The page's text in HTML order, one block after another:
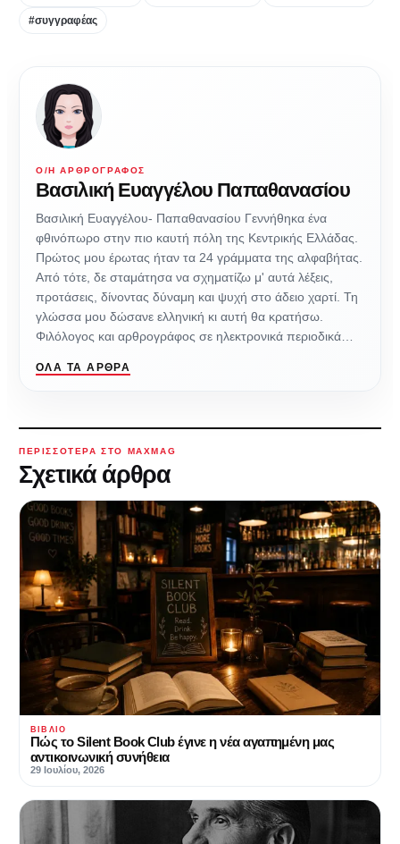
#συγγραφέας
Ο/Η ΑΡΘΡΟΓΡΆΦΟΣ
Βασιλική Ευαγγέλου Παπαθανασίου
Βασιλική Ευαγγέλου- Παπαθανασίου Γεννήθηκα ένα
φθινόπωρο στην πιο καυτή πόλη της Κεντρικής Ελλάδας.
Πρώτος μου έρωτας ήταν τα 24 γράμματα της αλφαβήτας.
Από τότε, δε σταμάτησα να σχηματίζω μ' αυτά λέξεις,
προτάσεις, δίνοντας δύναμη και ψυχή στο άδειο χαρτί. Τη
γλώσσα μου δώσανε ελληνική κι αυτή θα κρατήσω.
Φιλόλογος και αρθρογράφος σε ηλεκτρονικά περιοδικά…
ΌΛΑ ΤΑ ΆΡΘΡΑ
ΠΕΡΙΣΣΌΤΕΡΑ ΣΤΟ MAXMAG
Σχετικά άρθρα
ΒΙΒΛΊΟ
Πώς το Silent Book Club έγινε η νέα αγαπημένη μας
αντικοινωνική συνήθεια
29 Ιουλίου, 2026